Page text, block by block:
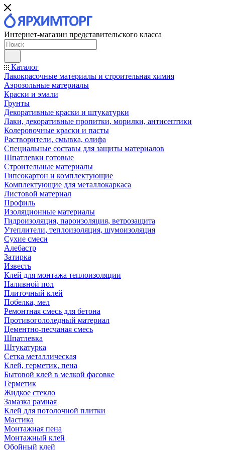
Интернет-магазин представительского класса
Каталог
Лакокрасочные материалы и строительная химия
Аэрозольные материалы
Краски и эмали
Грунты
Декоративные краски и штукатурки
Лаки, декоративные пропитки, морилки, антисептики
Колеровочные краски и пасты
Растворители, смывка, олифа
Специальные составы для защиты материалов
Шпатлевки готовые
Строительные материалы
Гипсокартон и комплектующие
Комплектующие для металлокаркаса
Листовой материал
Профиль
Изоляционные материалы
Гидроизоляция, пароизоляция, ветрозащита
Утеплители, теплоизоляция, шумоизоляция
Сухие смеси
Алебастр
Затирка
Известь
Клей для монтажа теплоизоляции
Наливной пол
Плиточный клей
Побелка, мел
Ремонтная смесь для бетона
Противогололедный материал
Цементно-песчаная смесь
Шпатлевка
Штукатурка
Сетка металлическая
Клей, герметик, пена
Бытовой клей в мелкой фасовке
Герметик
Жидкое стекло
Замазка рамная
Клей для потолочной плитки
Мастика
Монтажная пена
Монтажный клей
Обойный клей